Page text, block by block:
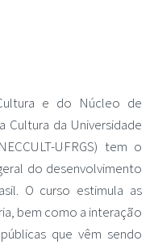
e do Núcleo de
Cultura da Universidade
UFRGS) tem o
do desenvolvimento
O curso estimula as
bem como a interação
que vêm sendo